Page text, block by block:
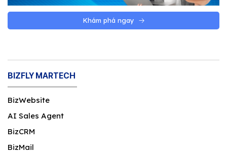
Khám phá ngay
BIZFLY MARTECH
BizWebsite
AI Sales Agent
BizCRM
BizMail